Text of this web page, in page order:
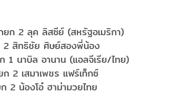
ก 2 ลุค ลิสซีย์ (สหรัฐอเมริกา)
2 สิทธิชัย ศิษย์สองพี่น้อง
นาบิล อานาน (แอลจีเรีย/ไทย)
2 เสมาเพชร แฟร์เท็กซ์
2 น้องโอ๋ ฮาม่ามวยไทย